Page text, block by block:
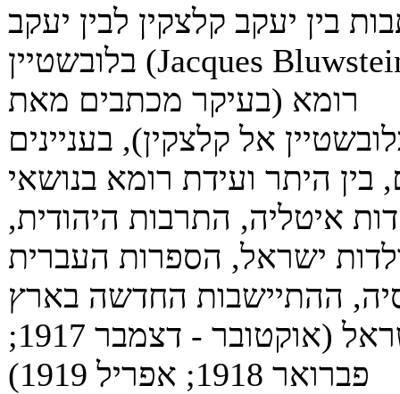
בין יעקב קלצקין לבין יעקב
בלובשטיין (Jacques Bluwstein),
רומא (בעיקר מכתבים מאת
אל קלצקין), בעניינים
בין היתר ועידת רומא בנושאי
איטליה, התרבות היהודית,
ישראל, הספרות העברית
ההתיישבות החדשה בארץ
ישראל (אוקטובר - דצמבר 1917;
פברואר 1918; אפריל 1919)